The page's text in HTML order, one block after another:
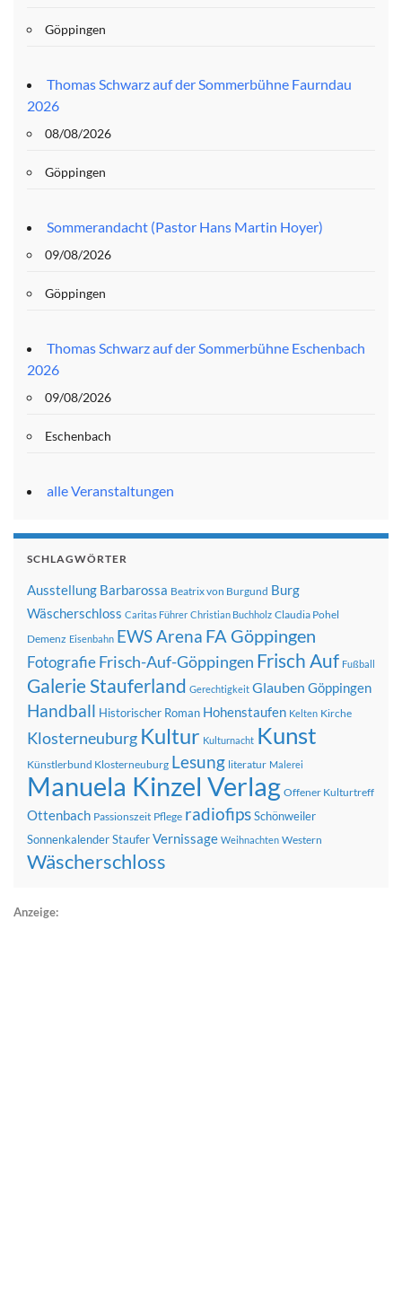
Göppingen
Thomas Schwarz auf der Sommerbühne Faurndau
2026
08/08/2026
Göppingen
Sommerandacht (Pastor Hans Martin Hoyer)
09/08/2026
Göppingen
Thomas Schwarz auf der Sommerbühne Eschenbach
2026
09/08/2026
Eschenbach
alle Veranstaltungen
SCHLAGWÖRTER
Ausstellung Barbarossa Beatrix von Burgund Burg
Wäscherschloss Caritas Führer Christian Buchholz Claudia Pohel
Demenz Eisenbahn EWS Arena FA Göppingen
FotografieFrisch-Auf-Göppingen Frisch Auf Fußball
Galerie Stauferland Gerechtigkeit Glauben Göppingen
Handball Historischer Roman Hohenstaufen Kelten Kirche
Klosterneuburg Kultur Kulturnacht Kunst
Künstlerbund Klosterneuburg Lesung literatur Malerei
Manuela Kinzel Verlag Offener Kulturtreff
Ottenbach Passionszeit Pflege radiofipsSchönweiler
SonnenkalenderStauferVernissage Weihnachten Western
Wäscherschloss
Anzeige: